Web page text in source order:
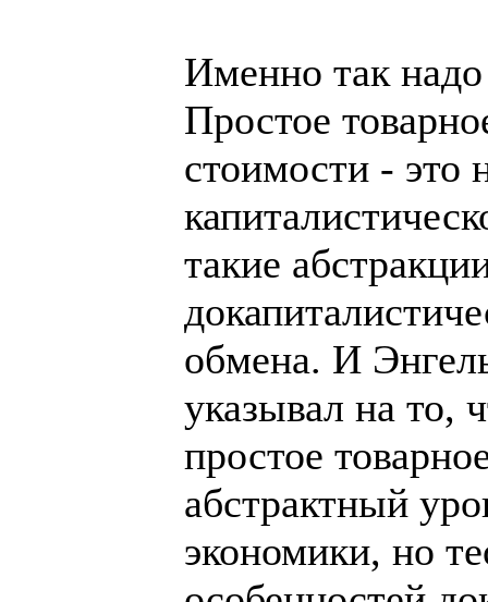
Именно так
Простое
стоимости - это
такие
обмена. И
указывал на то,
простое
абстрактный
экономики, но